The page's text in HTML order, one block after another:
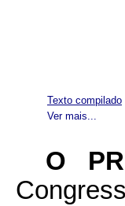
Ver mais...
Texto compilado
O